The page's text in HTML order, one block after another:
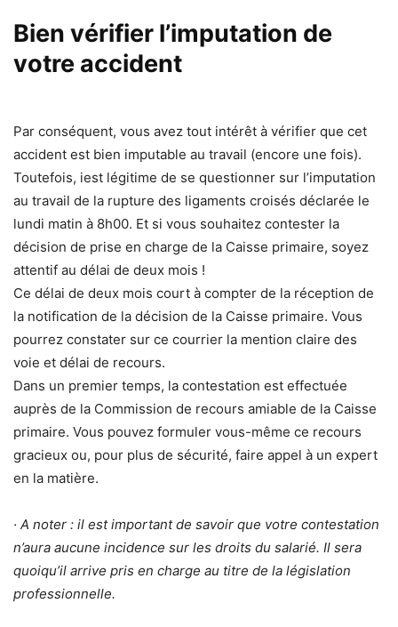
Bien vérifier l’imputation de
votre accident
Par conséquent, vous avez tout intérêt à vérifier que cet
accident est bien imputable au travail (encore une fois).
Toutefois, iest légitime de se questionner sur l’imputation
au travail de la rupture des ligaments croisés déclarée le
lundi matin à 8h00. Et si vous souhaitez contester la
décision de prise en charge de la Caisse primaire, soyez
attentif au délai de deux mois !
Ce délai de deux mois court à compter de la réception de
la notification de la décision de la Caisse primaire. Vous
pourrez constater sur ce courrier la mention claire des
voie et délai de recours.
Dans un premier temps, la contestation est effectuée
auprès de la Commission de recours amiable de la Caisse
primaire. Vous pouvez formuler vous-même ce recours
gracieux ou, pour plus de sécurité, faire appel à un expert
en la matière.
· A noter : il est important de savoir que votre contestation
n’aura aucune incidence sur les droits du salarié. Il sera
quoiqu’il arrive pris en charge au titre de la législation
professionnelle.